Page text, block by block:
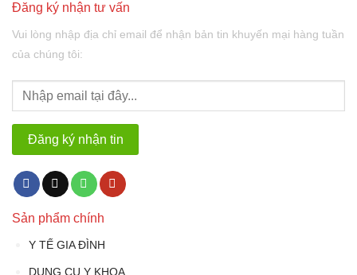
Đăng ký nhận tư vấn
Vui lòng nhập địa chỉ email để nhận bản tin khuyến mại hàng tuần
của chúng tôi:
Sản phẩm chính
Y TẾ GIA ĐÌNH
DỤNG CỤ Y KHOA